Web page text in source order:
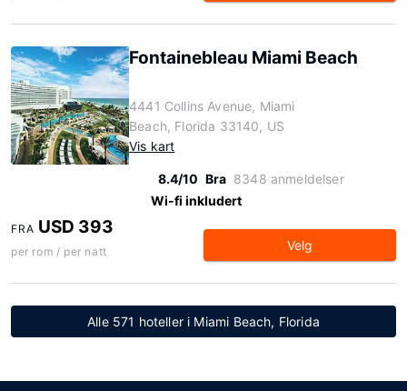
Fontainebleau Miami Beach
4441 Collins Avenue, Miami
Beach, Florida 33140, US
Vis kart
8.4/10 Bra 8348 anmeldelser
Wi-fi inkludert
FRA USD 393
per rom / per natt Velg
Alle 571 hoteller i Miami Beach, Florida